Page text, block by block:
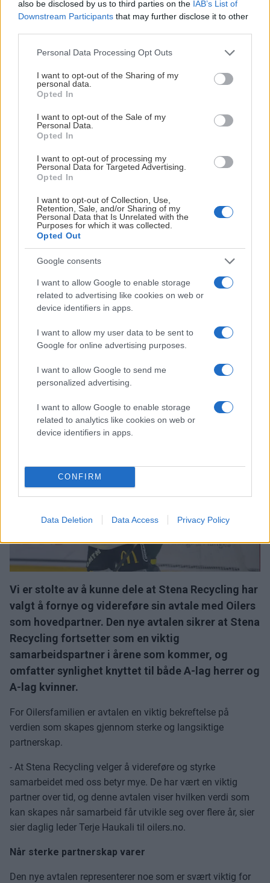
also be disclosed by us to third parties on the IAB’s List of
Downstream Participants that may further disclose it to other
Please note that this website/app uses one or more Google
not limited to your visit or usage behaviour. You may click to
grant or deny consent to Google and its third-party tags to
use your data for below specified purposes in below Google
consent section.
Personal Data Processing Opt Outs
I want to opt-out of the Sharing of my
personal data.
Opted In
I want to opt-out of the Sale of my
Personal Data.
Opted In
I want to opt-out of processing my
Personal Data for Targeted Advertising.
Opted In
I want to opt-out of Collection, Use,
Retention, Sale, and/or Sharing of my
Personal Data that Is Unrelated with the
Purposes for which it was collected.
Opted Out
Google consents
I want to allow Google to enable storage
related to advertising like cookies on web or
device identifiers in apps.
I want to allow my user data to be sent to
Google for online advertising purposes.
I want to allow Google to send me
personalized advertising.
I want to allow Google to enable storage
related to analytics like cookies on web or
device identifiers in apps.
CONFIRM
Data Deletion Data Access Privacy Policy
Amfi 10. september. Her fra et tidligere oppgjør mot de blå
OPPSETT TRENINGSKAMPER 2026
- Torsdag 20. august 14:30. Oilers - Banske Bystrica.
Zimný štadión Zvolen
Fredag 21. august 14:30. Oilers - HK Vitcovice. Zimný
štadión Zvolen
Lørdag 22. august 17:00.HKM Zvolen - Oilers. Zimný
štadión Zvolen
- Torsdag 3. september 18:30.
Stjernen - Oilers.
Stjernehallen.
- Fredag 4. september 18:00
Arena.
Sparta - Oilers. Sparta
STENA RECYCLING FORLENGER SOM
Publisert:2026-06-30 3 min lesing
Vi er stolte av å kunne dele at Stena Recycling har
valgt å fornye og videreføre sin avtale med Oilers
som hovedpartner. Den nye avtalen sikrer at Stena
Recycling fortsetter som en viktig
samarbeidspartner i årene som kommer, og
omfatter synlighet knyttet til både A-lag herrer og
A-lag kvinner.
For Oilersfamilien er avtalen en viktig bekreftelse på
verdien som skapes gjennom sterke og langsiktige
partnerskap.
- At Stena Recycling velger å videreføre og styrke
samarbeidet med oss betyr mye. De har vært en viktig
partner over tid, og denne avtalen viser hvilken verdi som
kan skapes når samarbeid får utvikle seg over flere år, sier
sier daglig leder Terje Haukali til oilers.no.
Når sterke partnerskap varer
Den nye avtalen representerer noe som er svært viktig for